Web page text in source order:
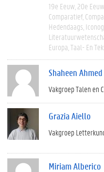
19e Eeuw 20e Eeuw
Comparatief
Hedendaags
Europa Taal- En
Shaheen Ahmed
Vakgroep Talen en
Grazia Aiello
Vakgroep
Miriam Alberico